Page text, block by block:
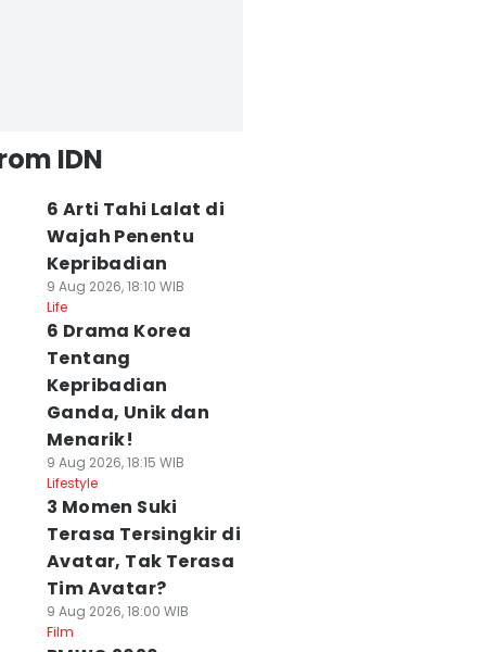
IDN
6 Arti Tahi Lalat di
Wajah Penentu
Kepribadian
9 Aug 2026, 18:10 WIB
Life
6 Drama Korea
Tentang
Kepribadian
Ganda, Unik dan
Menarik!
9 Aug 2026, 18:15 WIB
Lifestyle
3 Momen Suki
Terasa Tersingkir di
Avatar, Tak Terasa
Tim Avatar?
9 Aug 2026, 18:00 WIB
Film